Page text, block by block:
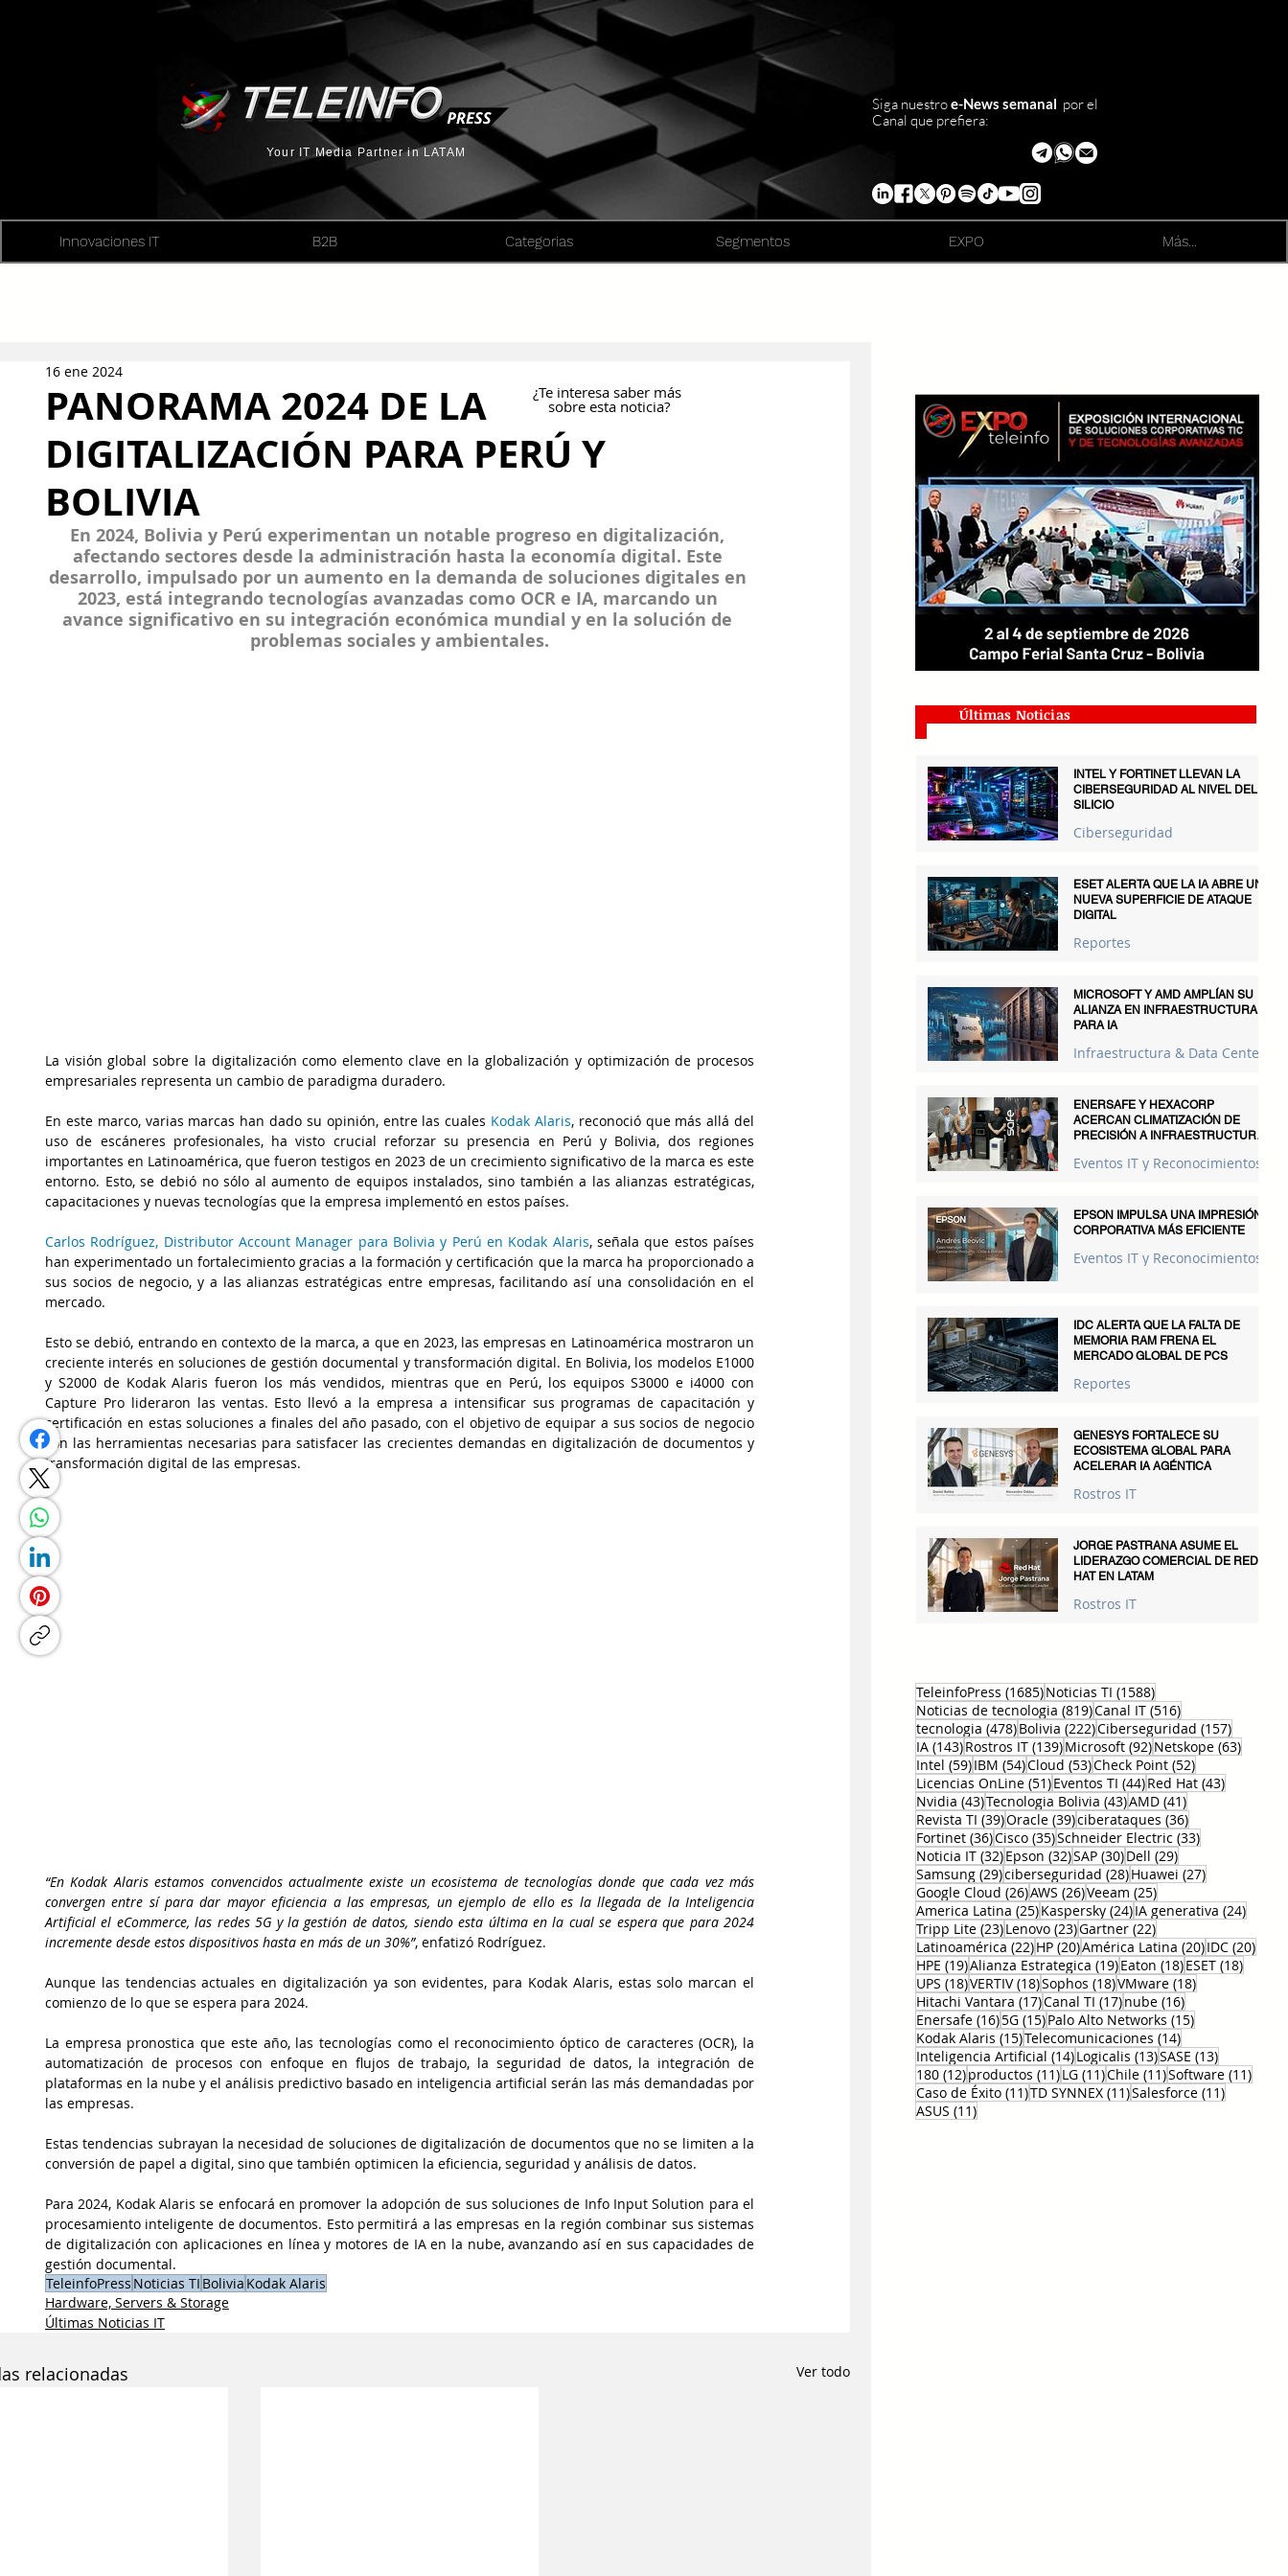
Your IT Media Partner in LATAM
Siga nuestroe-News semanal por el
Canal que prefiera:
Innovaciones IT B2B Categorias Segmentos EXPO Más...
PANORAMA 2024 DE LA
DIGITALIZACIÓN PARA PERÚ Y
BOLIVIA
16 ene 2024
En 2024, Bolivia y Perú experimentan un notable progreso en digitalización,
afectando sectores desde la administración hasta la economía digital. Este
desarrollo, impulsado por un aumento en la demanda de soluciones digitales en
2023, está integrando tecnologías avanzadas como OCR e IA, marcando un
avance significativo en su integración económica mundial y en la solución de
problemas sociales y ambientales.
La visión global sobre la digitalización como elemento clave en la globalización y optimización de procesos
empresariales representa un cambio de paradigma duradero.
En este marco, varias marcas han dado su opinión, entre las cuales Kodak Alaris, reconoció que más allá del
uso de escáneres profesionales, ha visto crucial reforzar su presencia en Perú y Bolivia, dos regiones
importantes en Latinoamérica, que fueron testigos en 2023 de un crecimiento significativo de la marca es este
entorno. Esto, se debió no sólo al aumento de equipos instalados, sino también a las alianzas estratégicas,
capacitaciones y nuevas tecnologías que la empresa implementó en estos países.
Carlos Rodríguez, Distributor Account Manager para Bolivia y Perú en Kodak Alaris, señala que estos países
han experimentado un fortalecimiento gracias a la formación y certificación que la marca ha proporcionado a
sus socios de negocio, y a las alianzas estratégicas entre empresas, facilitando así una consolidación en el
mercado.
Esto se debió, entrando en contexto de la marca, a que en 2023, las empresas en Latinoamérica mostraron un
creciente interés en soluciones de gestión documental y transformación digital. En Bolivia, los modelos E1000
y S2000 de Kodak Alaris fueron los más vendidos, mientras que en Perú, los equipos S3000 e i4000 con
Capture Pro lideraron las ventas. Esto llevó a la empresa a intensificar sus programas de capacitación y
certificación en estas soluciones a finales del año pasado, con el objetivo de equipar a sus socios de negocio
con las herramientas necesarias para satisfacer las crecientes demandas en digitalización de documentos y
transformación digital de las empresas.
“En Kodak Alaris estamos convencidos actualmente existe un ecosistema de tecnologías donde que cada vez más
convergen entre sí para dar mayor eficiencia a las empresas, un ejemplo de ello es la llegada de la Inteligencia
Artificial el eCommerce, las redes 5G y la gestión de datos, siendo esta última en la cual se espera que para 2024
incremente desde estos dispositivos hasta en más de un 30%”, enfatizó Rodríguez.
Aunque las tendencias actuales en digitalización ya son evidentes, para Kodak Alaris, estas solo marcan el
comienzo de lo que se espera para 2024.
La empresa pronostica que este año, las tecnologías como el reconocimiento óptico de caracteres (OCR), la
automatización de procesos con enfoque en flujos de trabajo, la seguridad de datos, la integración de
plataformas en la nube y el análisis predictivo basado en inteligencia artificial serán las más demandadas por
las empresas.
Estas tendencias subrayan la necesidad de soluciones de digitalización de documentos que no se limiten a la
conversión de papel a digital, sino que también optimicen la eficiencia, seguridad y análisis de datos.
Para 2024, Kodak Alaris se enfocará en promover la adopción de sus soluciones de Info Input Solution para el
procesamiento inteligente de documentos. Esto permitirá a las empresas en la región combinar sus sistemas
de digitalización con aplicaciones en línea y motores de IA en la nube, avanzando así en sus capacidades de
gestión documental.
TeleinfoPress Noticias TI Bolivia Kodak Alaris
Hardware, Servers & Storage
Últimas Noticias IT
relacionadas Ver todo
¿Te interesa saber más
sobre esta noticia?
Últimas Noticias
INTEL Y FORTINET LLEVAN LA
CIBERSEGURIDAD AL NIVEL DEL
SILICIO
Ciberseguridad
ESET ALERTA QUE LA IA ABRE UNA
NUEVA SUPERFICIE DE ATAQUE
DIGITAL
Reportes
MICROSOFT Y AMD AMPLÍAN SU
ALIANZA EN INFRAESTRUCTURA
PARA IA
Infraestructura & Data Centers
ENERSAFE Y HEXACORP
ACERCAN CLIMATIZACIÓN DE
PRECISIÓN A INFRAESTRUCTURAS
Eventos IT y Reconocimientos
EPSON IMPULSA UNA IMPRESIÓN
CORPORATIVA MÁS EFICIENTE
Eventos IT y Reconocimientos
IDC ALERTA QUE LA FALTA DE
MEMORIA RAM FRENA EL
MERCADO GLOBAL DE PCS
Reportes
GENESYS FORTALECE SU
ECOSISTEMA GLOBAL PARA
ACELERAR IA AGÉNTICA
Rostros IT
JORGE PASTRANA ASUME EL
LIDERAZGO COMERCIAL DE RED
HAT EN LATAM
Rostros IT
TeleinfoPress (1685)1685 entradas
Noticias TI (1588)1588 entradas
Noticias de tecnologia (819)819 entradas
Canal IT (516)516 entradas
tecnologia (478)478 entradas
Bolivia (222)222 entradas
Ciberseguridad (157)157
IA (143)143 entradas
Rostros IT (139)139 entradas
Microsoft (92)92 entradas
Netskope (63)63
Intel (59)59 entradas
IBM (54)54 entradas
Cloud (53)53 entradas
Check Point (52)52 entradas
Licencias OnLine (51)51 entradas
Eventos TI (44)44 entradas
Red Hat (43)43
Nvidia (43)43 entradas
Tecnologia Bolivia (43)43 entradas
AMD (41)41 entradas
Revista TI (39)39 entradas
Oracle (39)39 entradas
ciberataques (36)36 entradas
Fortinet (36)36 entradas
Cisco (35)35 entradas
Schneider Electric (33)33 entradas
Noticia IT (32)32 entradas
Epson (32)32 entradas
SAP (30)30 entradas
Dell (29)29 entradas
Samsung (29)29 entradas
ciberseguridad (28)28 entradas
Huawei (27)27 entradas
Google Cloud (26)26 entradas
AWS (26)26 entradas
Veeam (25)25 entradas
America Latina (25)25 entradas
Kaspersky (24)24 entradas
IA generativa (24)24
Tripp Lite (23)23 entradas
Lenovo (23)23 entradas
Gartner (22)22 entradas
Latinoamérica (22)22 entradas
HP (20)20 entradas
América Latina (20)20 entradas
IDC (20)20
HPE (19)19 entradas
Alianza Estrategica (19)19 entradas
Eaton (18)18 entradas
ESET (18)18
UPS (18)18 entradas
VERTIV (18)18 entradas
Sophos (18)18 entradas
VMware (18)18 entradas
Hitachi Vantara (17)17 entradas
Canal TI (17)17 entradas
nube (16)16 entradas
Enersafe (16)16 entradas
5G (15)15 entradas
Palo Alto Networks (15)15 entradas
Kodak Alaris (15)15 entradas
Telecomunicaciones (14)14 entradas
Inteligencia Artificial (14)14 entradas
Logicalis (13)13 entradas
SASE (13)13
180 (12)12 entradas
productos (11)11 entradas
LG (11)11 entradas
Chile (11)11 entradas
Software (11)11
Caso de Éxito (11)11 entradas
TD SYNNEX (11)11 entradas
Salesforce (11)11
ASUS (11)11 entradas